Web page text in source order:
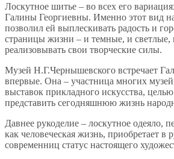
Лоскутное шитье – во всех его
Галины Георгиевны. Именно этот вид
позволил ей выплескивать радость и
страницы жизни – и темные, и светлые,
реализовывать свои творческие силы.
Музей Н.Г.Чернышевского встречает
впервые. Она – участница многих
выставок прикладного искусства,
представить сегодняшнюю жизнь
Давнее рукоделие – лоскутное одеяло,
как человеческая жизнь, приобретает в
современниц статус настоящего